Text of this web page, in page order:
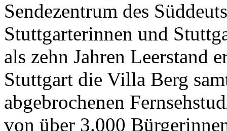
Sendezentrum des
Stuttgarterinnen und
als zehn Jahren Leerstand
Stuttgart die Villa Berg
abgebrochenen
von über 3.000